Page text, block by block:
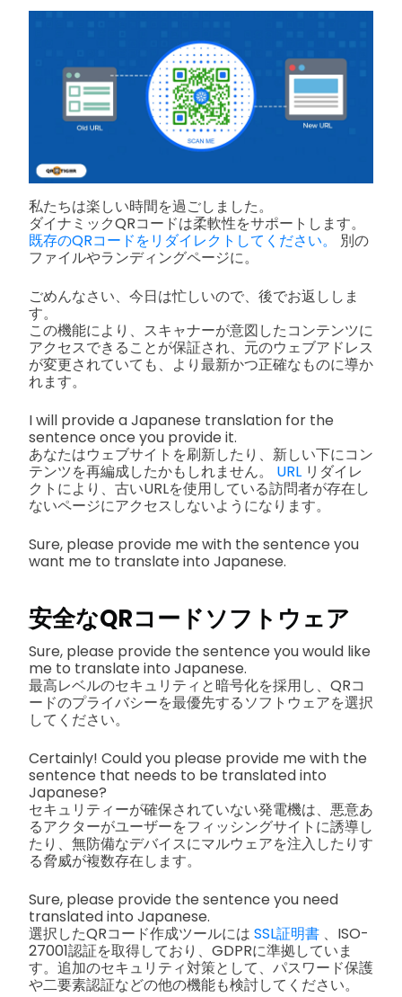
私たちは楽しい時間を過ごしました。
ダイナミックQRコードは柔軟性をサポートします。
既存のQRコードをリダイレクトしてください。
別の
ファイルやランディングページに。
ごめんなさい、今日は忙しいので、後でお返ししま
す。
この機能により、スキャナーが意図したコンテンツに
アクセスできることが保証され、元のウェブアドレス
が変更されていても、より最新かつ正確なものに導か
れます。
I will provide a Japanese translation for the
sentence once you provide it.
あなたはウェブサイトを刷新したり、新しい下にコン
テンツを再編成したかもしれません。 URL リダイレ
クトにより、古いURLを使用している訪問者が存在し
ないページにアクセスしないようになります。
Sure, please provide me with the sentence you
want me to translate into Japanese.
安全なQRコードソフトウェア
Sure, please provide the sentence you would like
me to translate into Japanese.
最高レベルのセキュリティと暗号化を採用し、QRコ
ードのプライバシーを最優先するソフトウェアを選択
してください。
Certainly! Could you please provide me with the
sentence that needs to be translated into
Japanese?
セキュリティーが確保されていない発電機は、悪意あ
るアクターがユーザーをフィッシングサイトに誘導し
たり、無防備なデバイスにマルウェアを注入したりす
る脅威が複数存在します。
Sure, please provide the sentence you need
translated into Japanese.
選択したQRコード作成ツールには SSL証明書 、ISO-
27001認証を取得しており、GDPRに準拠していま
す。追加のセキュリティ対策として、パスワード保護
や二要素認証などの他の機能も検討してください。